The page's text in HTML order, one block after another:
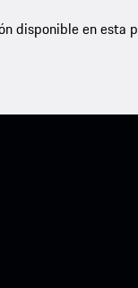
disponible en esta